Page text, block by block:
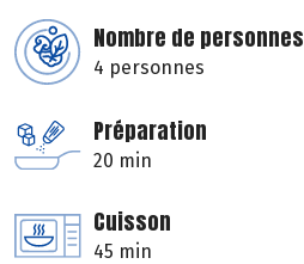
Nombre de personnes
4 personnes
Préparation
20 min
Cuisson
45 min